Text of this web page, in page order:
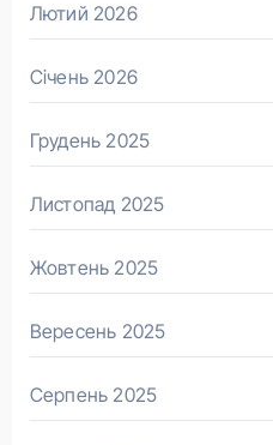
Лютий 2026
Січень 2026
Грудень 2025
Листопад 2025
Жовтень 2025
Вересень 2025
Серпень 2025